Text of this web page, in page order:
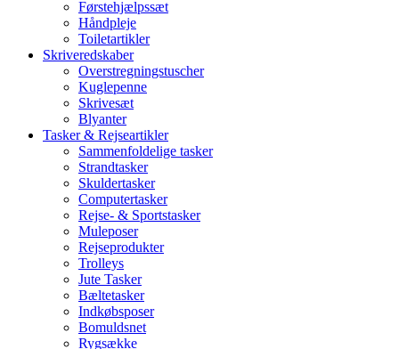
Førstehjælpssæt
Håndpleje
Toiletartikler
Skriveredskaber
Overstregningstuscher
Kuglepenne
Skrivesæt
Blyanter
Tasker & Rejseartikler
Sammenfoldelige tasker
Strandtasker
Skuldertasker
Computertasker
Rejse- & Sportstasker
Muleposer
Rejseprodukter
Trolleys
Jute Tasker
Bæltetasker
Indkøbsposer
Bomuldsnet
Rygsække